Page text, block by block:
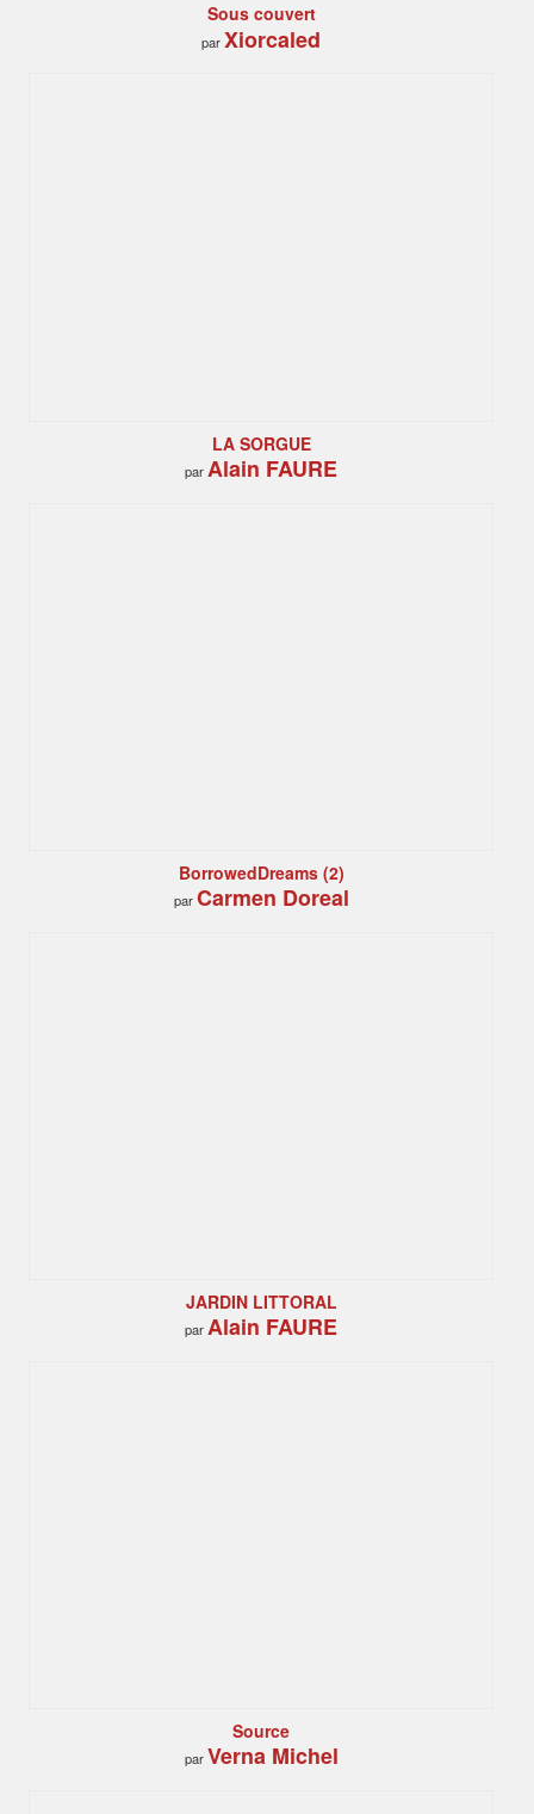
Sous couvert
parXiorcaled
LA SORGUE
parAlain FAURE
BorrowedDreams (2)
parCarmen Doreal
JARDIN LITTORAL
parAlain FAURE
Source
parVerna Michel